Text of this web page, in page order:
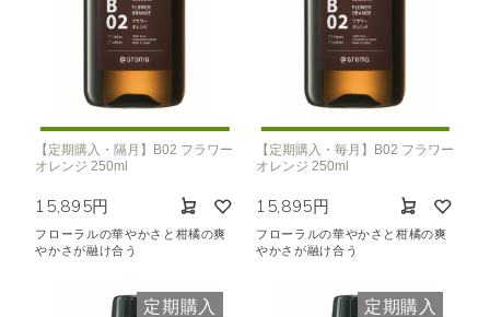
【定期購入・隔月】B02 フラワー
オレンジ 250ml
15,895円
フローラルの華やかさと柑橘の爽
やかさが融け合う
【定期購入・毎月】B02 フラワー
オレンジ 250ml
15,895円
フローラルの華やかさと柑橘の爽
やかさが融け合う
定期購入 定期購入